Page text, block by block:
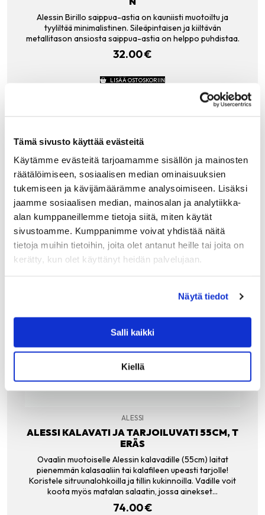
Tämä sivusto käyttää evästeitä
Käytämme evästeitä tarjoamamme sisällön ja mainosten
räätälöimiseen, sosiaalisen median ominaisuuksien
tukemiseen ja kävijämäärämme analysoimiseen. Lisäksi
jaamme sosiaalisen median, mainosalan ja analytiikka-
alan kumppaneillemme tietoja siitä, miten käytät
sivustoamme. Kumppanimme voivat yhdistää näitä
tietoja muihin tietoihin, joita olet antanut heille tai joita on
kerätty, kun olet käyttänyt heidän palvelujaan.
Näytä tiedot
Salli kaikki
Kiellä
Alessin Birillo saippua-astia on kauniisti muotoiltu ja
tyyliltää minimalistinen. Sileäpintaisen ja kiiltävän
metallitason ansiosta saippua-astia on helppo puhdistaa.
32.00€
LISÄÄ OSTOSKORIIN
Tutustu myös
ALESSI
ALESSI KALAVATI JA TARJOILUVATI 55CM, T
ERÄS
Ovaalin muotoiselle Alessin kalavadille (55cm) laitat
pienemmän kalasaaliin tai kalafileen upeasti tarjolle!
Koristele sitruunalohkoilla ja tillin kukinnoilla. Vadille voit
koota myös matalan salaatin, jossa ainekset…
74.00€